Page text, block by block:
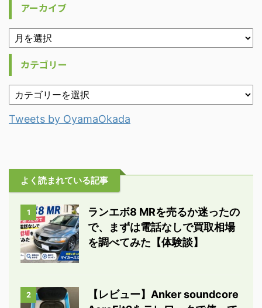
アーカイブ
カテゴリー
Tweets by OyamaOkada
よく読まれている記事
1
ランエボ8 MRを売るか迷ったの
で、まずは電話なしで買取相場
を調べてみた【体験談】
2
【レビュー】Anker soundcore